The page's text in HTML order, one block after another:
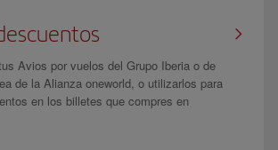
Avios por vuelos del Grupo Iberia o de
de la Alianza oneworld, o utilizarlos para
en los billetes que compres en